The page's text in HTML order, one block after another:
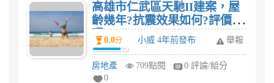
高雄市仁武區天馳II建案，屋
齡幾年?抗震效果如何?評價高
嗎?0.0分 小威 4年前發布 舉報
房地產 709點閱
0 評論/給分
0